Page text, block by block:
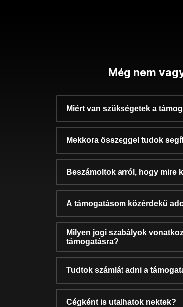
Még nem
Miért van szükségetek a
Mekkora összeggel tudok
Beszámoltok arról, hogy mire
A támogatásom közérdekű
Milyen jogi szabályok
támogatásra?
Tudtok számlát adni a
Cégként is utalhatok nektek?